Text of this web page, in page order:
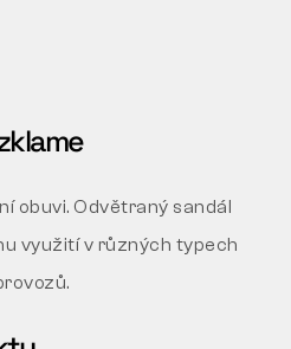
obuvi. Odvětraný sandál
využití v různých typech